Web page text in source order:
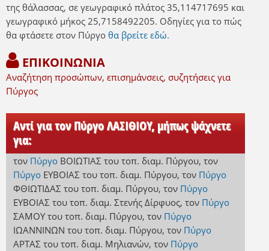
της θάλασσας, σε γεωγραφικό πλάτος 35,114717695 και
γεωγραφικό μήκος 25,7158492205. Οδηγίες για το πώς
θα φτάσετε στον Πύργο θα βρείτε εδώ.
ΕΠΙΚΟΙΝΩΝΙΑ
Αναζήτηση προσώπων, επισημάνσεις, συζητήσεις για
Πύργος
Αντί για τον Πύργο ΛΑΣΙΘΙΟΥ, μήπως ψάχνετε
για:
τον Πύργο ΒΟΙΩΤΙΑΣ του τοπ. διαμ. Πύργου, τον
Πύργο ΕΥΒΟΙΑΣ του τοπ. διαμ. Πύργου, τον Πύργο
ΦΘΙΩΤΙΔΑΣ του τοπ. διαμ. Πύργου, τον Πύργο
ΕΥΒΟΙΑΣ του τοπ. διαμ. Στενής Δίρφυος, τον Πύργο
ΣΑΜΟΥ του τοπ. διαμ. Πύργου, τον Πύργο
ΙΩΑΝΝΙΝΩΝ του τοπ. διαμ. Πύργου, τον Πύργο
ΑΡΤΑΣ του τοπ. διαμ. Μηλιανών, τον Πύργο